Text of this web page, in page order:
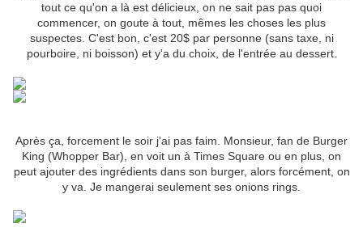
tout ce qu'on a là est délicieux, on ne sait pas pas quoi
commencer, on goute à tout, mêmes les choses les plus
suspectes. C'est bon, c'est 20$ par personne (sans taxe, ni
pourboire, ni boisson) et y'a du choix, de l'entrée au dessert.
Après ça, forcement le soir j'ai pas faim. Monsieur, fan de Burger
King (Whopper Bar), en voit un à Times Square ou en plus, on
peut ajouter des ingrédients dans son burger, alors forcément, on
y va. Je mangerai seulement ses onions rings.